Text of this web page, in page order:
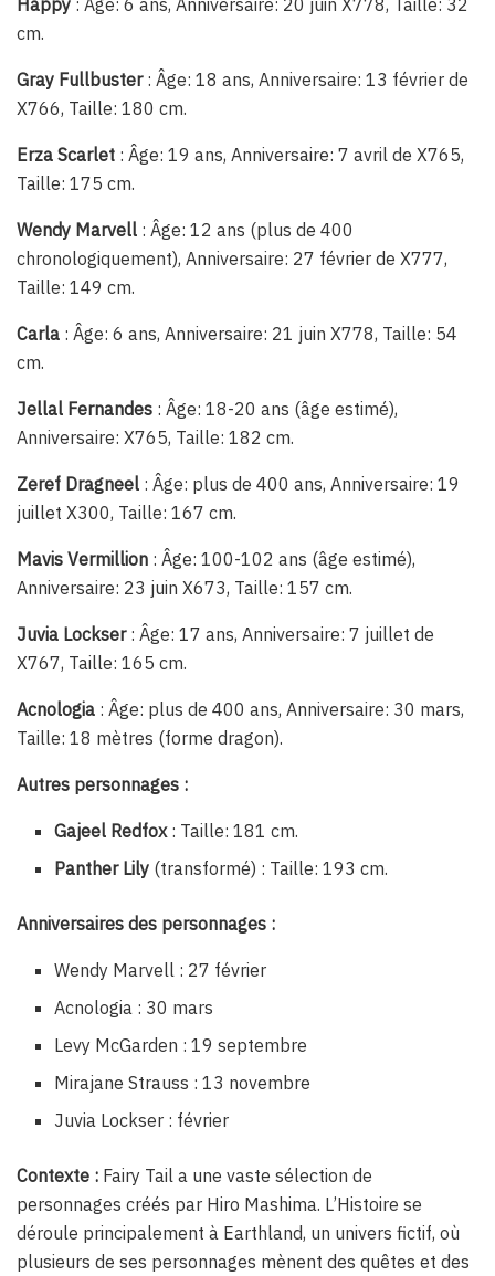
Happy : Âge: 6 ans, Anniversaire: 20 juin X778, Taille: 32
cm.
Gray Fullbuster: Âge: 18 ans, Anniversaire: 13 février de
X766, Taille: 180 cm.
Erza Scarlet : Âge: 19 ans, Anniversaire: 7 avril de X765,
Taille: 175 cm.
Wendy Marvell : Âge: 12 ans (plus de 400
chronologiquement), Anniversaire: 27 février de X777,
Taille: 149 cm.
Carla : Âge: 6 ans, Anniversaire: 21 juin X778, Taille: 54
cm.
Jellal Fernandes : Âge: 18-20 ans (âge estimé),
Anniversaire: X765, Taille: 182 cm.
Zeref Dragneel : Âge: plus de 400 ans, Anniversaire: 19
juillet X300, Taille: 167 cm.
Mavis Vermillion : Âge: 100-102 ans (âge estimé),
Anniversaire: 23 juin X673, Taille: 157 cm.
Juvia Lockser: Âge: 17 ans, Anniversaire: 7 juillet de
X767, Taille: 165 cm.
Acnologia : Âge: plus de 400 ans, Anniversaire: 30 mars,
Taille: 18 mètres (forme dragon).
Autres personnages :
Gajeel Redfox: Taille: 181 cm.
Panther Lily (transformé) : Taille: 193 cm.
Anniversaires des personnages :
Wendy Marvell : 27 février
Acnologia : 30 mars
Levy McGarden : 19 septembre
Mirajane Strauss : 13 novembre
Juvia Lockser : février
Contexte : Fairy Tail a une vaste sélection de
personnages créés par Hiro Mashima. L’Histoire se
déroule principalement à Earthland, un univers fictif, où
plusieurs de ses personnages mènent des quêtes et des